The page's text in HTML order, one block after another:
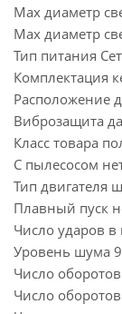
Max диаметр
Max диаметр
Тип питания
Комплектация
Расположение
Виброзащита да
Класс товара
С пылесосом
Тип двигателя
Плавный пуск
Число ударов
Уровень шума
Число
Число